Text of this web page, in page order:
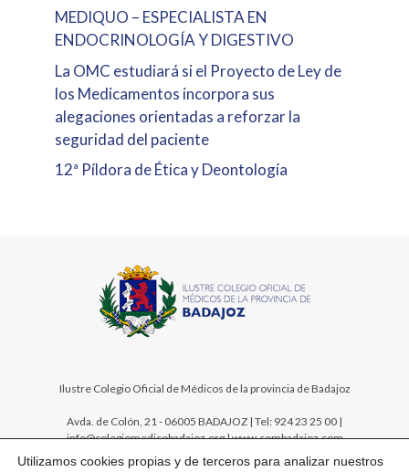
MEDIQUO – ESPECIALISTA EN
ENDOCRINOLOGÍA Y DIGESTIVO
La OMC estudiará si el Proyecto de Ley de
los Medicamentos incorpora sus
alegaciones orientadas a reforzar la
seguridad del paciente
12ª Píldora de Ética y Deontología
Ilustre Colegio Oficial de Médicos de la provincia de Badajoz
Avda. de Colón, 21 - 06005 BADAJOZ | Tel: 924 23 25 00 |
info@colegiomedicobadajoz.org | www.combadajoz.com
Utilizamos cookies propias y de terceros para analizar nuestros